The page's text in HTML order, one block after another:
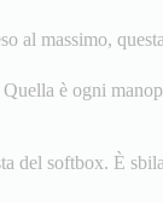
al massimo,
è ogni
del softbox. È